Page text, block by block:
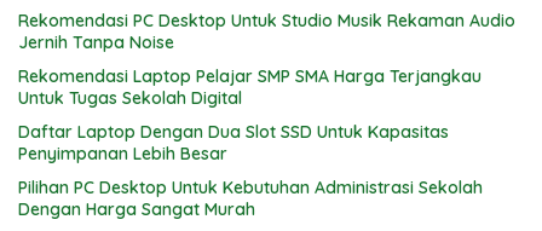
Rekomendasi PC Desktop Untuk Studio Musik Rekaman Audio
Jernih Tanpa Noise
Rekomendasi Laptop Pelajar SMP SMA Harga Terjangkau
Untuk Tugas Sekolah Digital
Daftar Laptop Dengan Dua Slot SSD Untuk Kapasitas
Penyimpanan Lebih Besar
Pilihan PC Desktop Untuk Kebutuhan Administrasi Sekolah
Dengan Harga Sangat Murah